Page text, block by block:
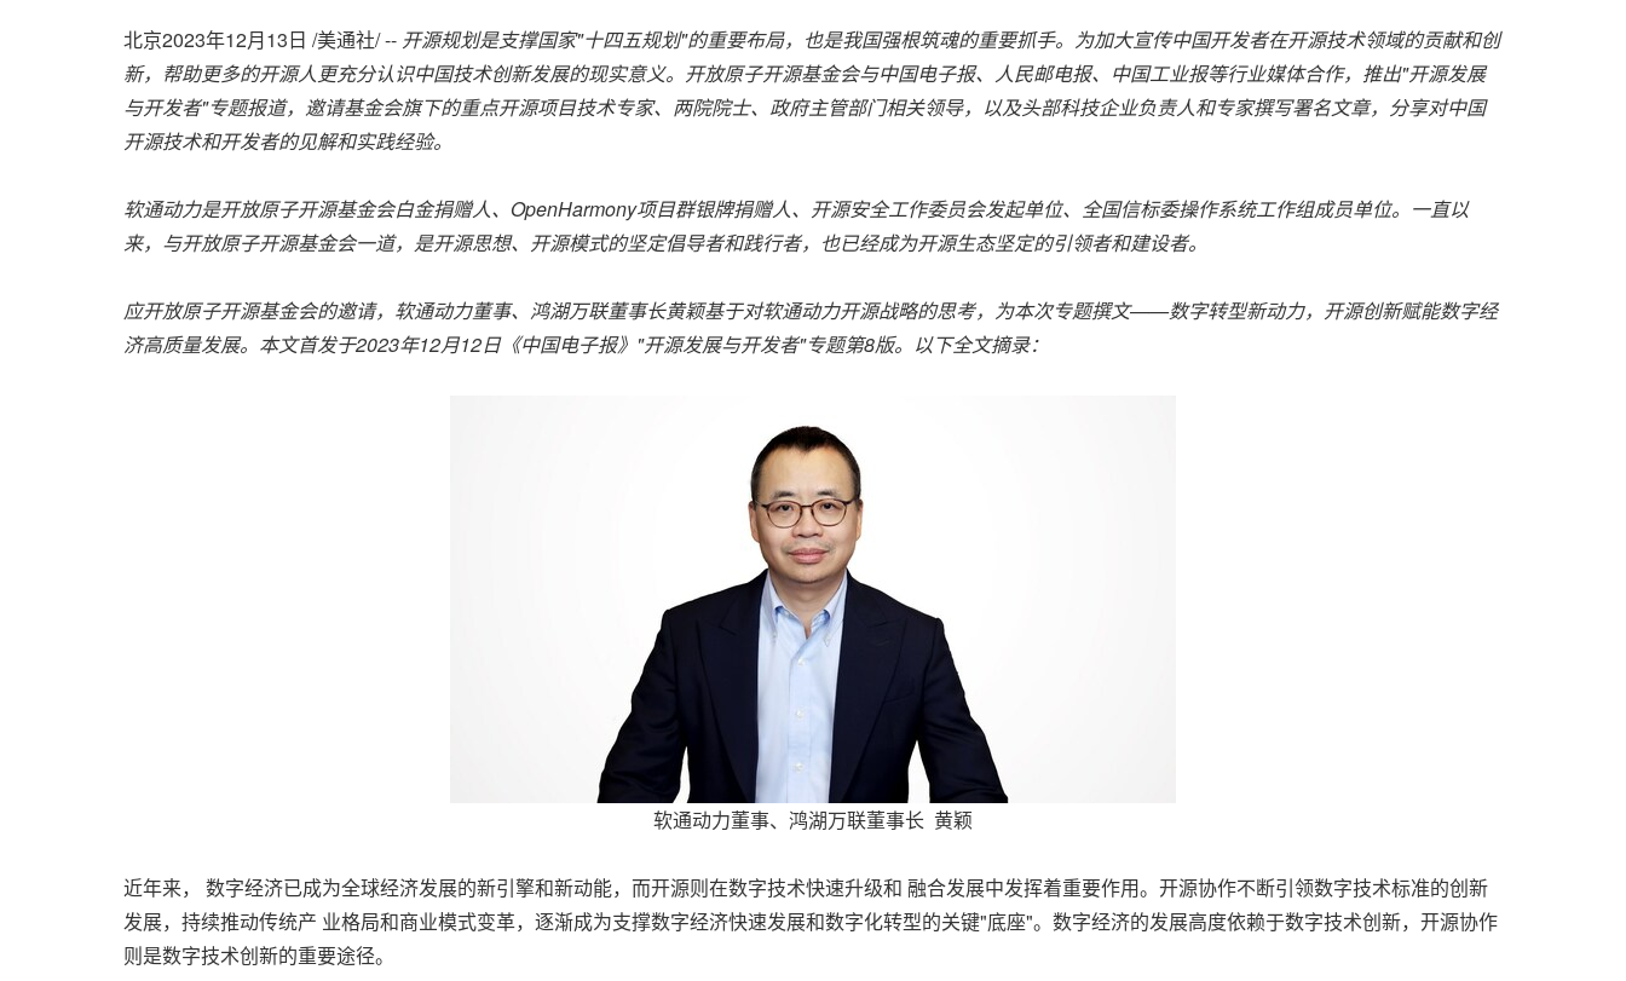
北京2023年12月13日 /美通社/ -- 开源规划是支撑国家"十四五规划"的重要布局，也是我国强根筑魂的重要抓手。为加大宣传中国开发者在开源技术领域的贡献和创
新，帮助更多的开源人更充分认识中国技术创新发展的现实意义。开放原子开源基金会与中国电子报、人民邮电报、中国工业报等行业媒体合作，推出"开源发展
与开发者"专题报道，邀请基金会旗下的重点开源项目技术专家、两院院士、政府主管部门相关领导，以及头部科技企业负责人和专家撰写署名文章，分享对中国
开源技术和开发者的见解和实践经验。
软通动力是开放原子开源基金会白金捐赠人、 OpenHarmony项目群银牌捐赠人、开源安全工作委员会发起单位、全国信标委操作系统工作组成员单位。一直以
来，与开放原子开源基金会一道，是开源思想、开源模式的坚定倡导者和践行者，也已经成为开源生态坚定的引领者和建设者。
应开放原子开源基金会的邀请，软通动力董事、鸿湖万联董事长黄颖基于对软通动力开源战略的思考，为本次专题撰文——数字转型新动力，开源创新赋能数字经
济高质量发展。本文首发于2023年12月12日《中国电子报》"开源发展与开发者"专题第8版。以下全文摘录：
软通动力董事、鸿湖万联董事长 黄颖
近年来， 数字经济已成为全球经济发展的新引擎和新动能，而开源则在数字技术快速升级和 融合发展中发挥着重要作用。开源协作不断引领数字技术标准的创新
发展，持续推动传统产 业格局和商业模式变革，逐渐成为支撑数字经济快速发展和数字化转型的关键"底座"。数字经济的发展高度依赖于数字技术创新，开源协作
则是数字技术创新的重要途径。